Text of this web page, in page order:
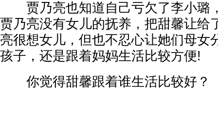
贾乃亮也知道自己亏欠了李小璐
贾乃亮没有女儿的抚养，把甜馨让给
亮很想女儿，但也不忍心让她们母女
孩子，还是跟着妈妈生活比较方便!
你觉得甜馨跟着谁生活比较好？